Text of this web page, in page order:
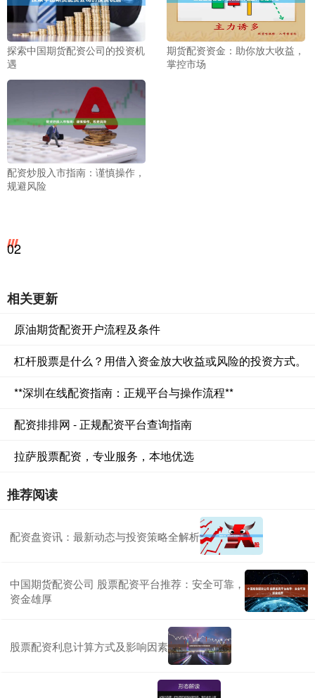
探索中国期货配资公司的投资机
遇
期货配资资金：助你放大收益，
掌控市场
配资炒股入市指南：谨慎操作，
规避风险
02
相关更新
原油期货配资开户流程及条件
杠杆股票是什么？用借入资金放大收益或风险的投资方式。
**深圳在线配资指南：正规平台与操作流程**
配资排排网 - 正规配资平台查询指南
拉萨股票配资，专业服务，本地优选
推荐阅读
配资盘资讯：最新动态与投资策略全解析
中国期货配资公司 股票配资平台推荐：安全可靠，
资金雄厚
股票配资利息计算方式及影响因素